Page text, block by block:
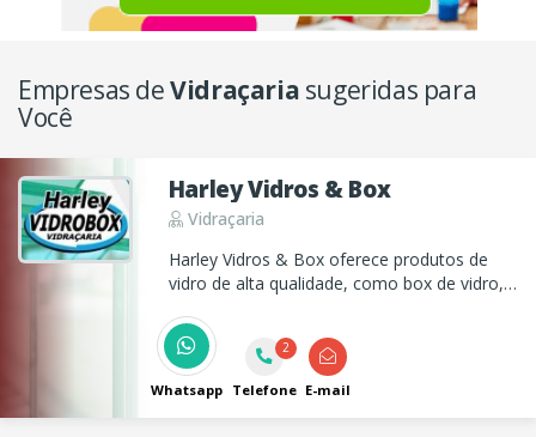
Empresas deVidraçaria sugeridas para
Você
Harley Vidros & Box
Vidraçaria
Harley Vidros & Box oferece produtos de
vidro de alta qualidade, como box de vidro,
barras antipânico para residências e
empresas.
Whatsapp
2
Telefone E-mail